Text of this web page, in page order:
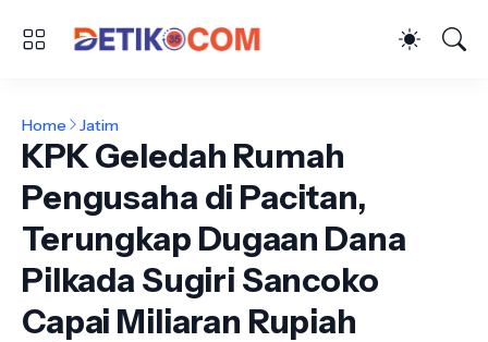
Home Jatim
KPK Geledah Rumah
Pengusaha di Pacitan,
Terungkap Dugaan Dana
Pilkada Sugiri Sancoko
Capai Miliaran Rupiah